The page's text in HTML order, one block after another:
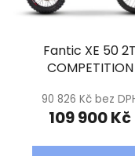
Fantic XE 50 2T
COMPETITION
90 826 Kč bez
109 900 Kč